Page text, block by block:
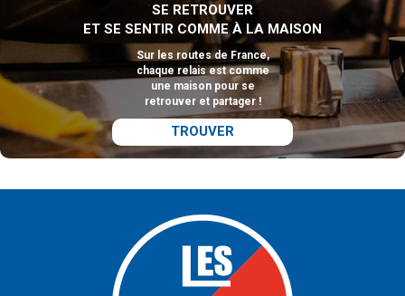
SE RETROUVER
ET SE SENTIR COMME À LA MAISON
Sur les routes de France,
chaque relais est comme
une maison pour se
retrouver et partager !
TROUVER